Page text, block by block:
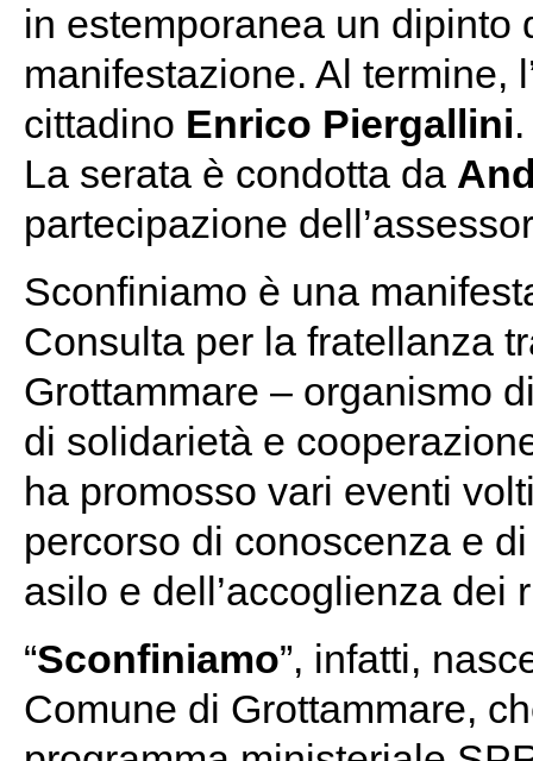
in estemporanea un dipinto
manifestazione. Al termine,
cittadino Enrico Piergallini.
La serata è condotta da
partecipazione
Sconfiniamo è una
Consulta per la fratellanza
Grottammare – organismo
di solidarietà e
ha promosso vari eventi
percorso di conoscenza e
asilo e dell’accoglienza dei
“Sconfiniamo”, infatti,
Comune di Grottammare,